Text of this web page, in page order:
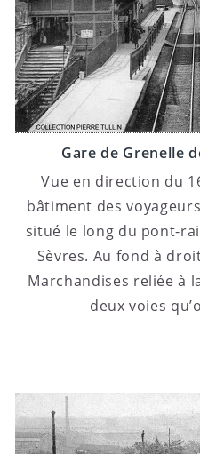
Gare de Grenelle
Vue en direction du
bâtiment des
situé le long du pont-
Sèvres. Au fond à
Marchandises reliée à
deux voies